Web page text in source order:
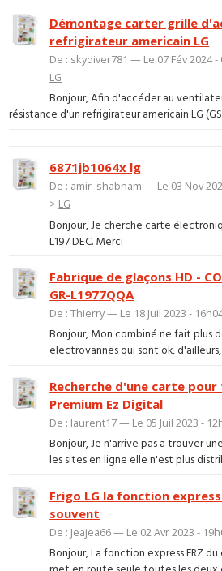
Démontage carter grille
refrigirateur americain LG
De : skydiver781 — Le 07 Fév 2024
LG
Bonjour, Afin d'accéder au
résistance d'un refrigirateur americain LG
6871jb1064x lg
De : amir_shabnam — Le 03 Nov
> LG
Bonjour, Je cherche carte
L197 DEC. Merci
Fabrique de glaçons HD -
GR-L1977QQA
De : Thierry — Le 18 Juil 2023 -
Bonjour, Mon combiné ne fait plus
electrovannes qui sont ok,
Recherche d'une carte
Premium Ez Digital
De : laurent17 — Le 05 Juil 2023 -
Bonjour, Je n'arrive pas a trouver
les sites en ligne elle n'est plus
Frigo LG la fonction express
souvent
De : Jeajea66 — Le 02 Avr 2023 -
Bonjour, La fonction express FRZ